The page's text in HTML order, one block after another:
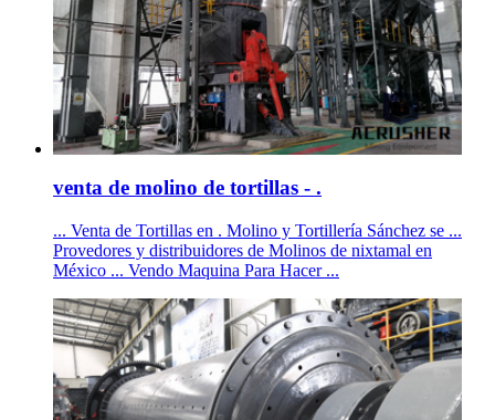
venta de molino de tortillas - .
... Venta de Tortillas en . Molino y Tortillería Sánchez se ...
Provedores y distribuidores de Molinos de nixtamal en
México ... Vendo Maquina Para Hacer ...